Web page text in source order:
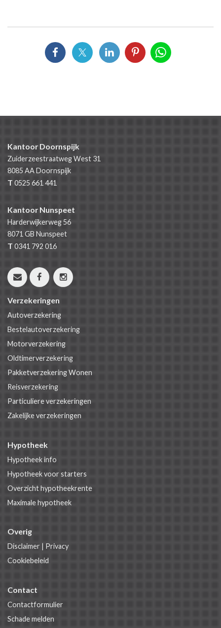
Kantoor Doornspijk
Zuiderzeestraatweg West 31
8085 AADoornspijk
T 0525 661 441
Kantoor Nunspeet
Harderwijkerweg 56
8071 GB Nunspeet
T 0341 792 016
Verzekeringen
Autoverzekering
Bestelautoverzekering
Motorverzekering
Oldtimerverzekering
Pakketverzekering Wonen
Reisverzekering
Particuliere verzekeringen
Zakelijke verzekeringen
Hypotheek
Hypotheek info
Hypotheek voor starters
Overzicht hypotheekrente
Maximale hypotheek
Overig
Disclaimer | Privacy
Cookiebeleid
Contact
Contactformulier
Schade melden